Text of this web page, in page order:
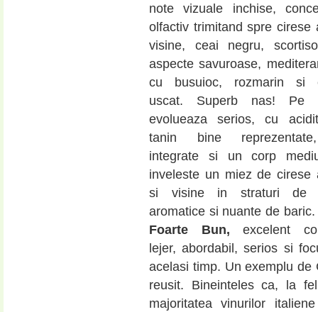
note vizuale inchise,
olfactiv trimitand spre cirese
visine, ceai negru,
aspecte savuroase,
cu busuioc, rozmarin si
uscat. Superb nas! Pe
evolueaza serios, cu
tanin bine
integrate si un corp
inveleste un miez de cirese
si visine in straturi de
aromatice si nuante de
Foarte Bun, excelent
lejer, abordabil, serios si
acelasi timp. Un exemplu de
reusit. Bineinteles ca, la
majoritatea vinurilor